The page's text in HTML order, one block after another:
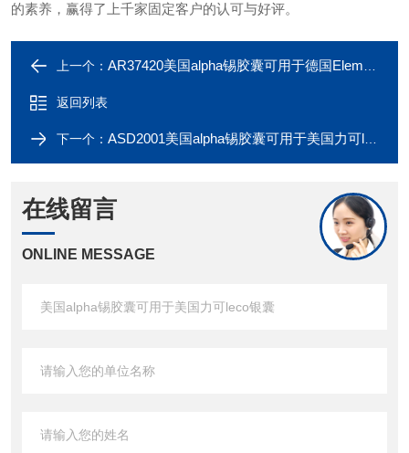
的素养，赢得了上千家固定客户的认可与好评。
上一个： AR37420美国alpha锡胶囊可用于德国Elementar锡舟
返回列表
下一个： ASD2001美国alpha锡胶囊可用于美国力可leco银囊
在线留言
ONLINE MESSAGE